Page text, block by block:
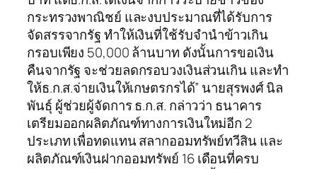
กระทรวงพาณิชย์ และงบประมาณที่ได้รับการ
จัดสรรจากรัฐ ทำให้เงินที่ใช้รับจำนำข้าวเกิน
กรอบเพียง 50,000 ล้านบาท ดังนั้นการขอเงิน
คืนจากรัฐ จะช่วยลดกรอบวงเงินส่วนเกิน และทำ
ให้ธ.ก.ส.จ่ายเงินให้เกษตรกรได้” นายสุรพงศ์ นิล
พันธุ์ ผู้ช่วยผู้จัดการ ธ.ก.ส. กล่าวว่า ธนาคาร
เตรียมออกผลิตภัณฑ์ทางการเงินใหม่อีก 2
ประเภท เพื่อทดแทน สลากออมทรัพย์ทวีสิน และ
ผลิตภัณฑ์เงินฝากออมทรัพย์ 16 เดือนที่ครบ